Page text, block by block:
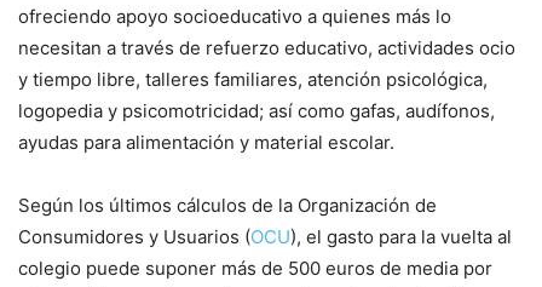
ofreciendo apoyo socioeducativo a quienes más lo
necesitan a través de refuerzo educativo, actividades ocio
y tiempo libre, talleres familiares, atención psicológica,
logopedia y psicomotricidad; así como gafas, audífonos,
ayudas para alimentación y material escolar.
Según los últimos cálculos de la Organización de
Consumidores y Usuarios (OCU), el gasto para la vuelta al
colegio puede suponer más de 500 euros de media por